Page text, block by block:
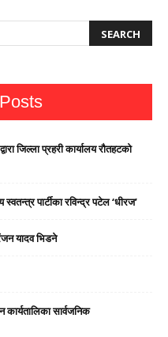
जिल्ला प्रहरी कार्यालय रौतहटको
स्वतन्त्र पार्टीका रविन्द्र पटेल ‘धीरज’
यादव भिडने
कार्यतालिका सार्वजनिक